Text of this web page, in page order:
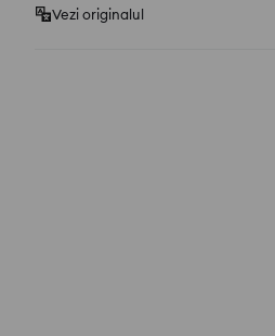
Vezi originalul